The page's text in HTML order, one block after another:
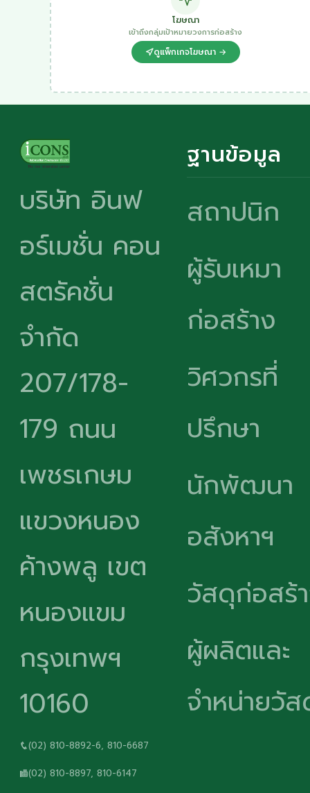
โฆษณา
เข้าถึงกลุ่มเป้าหมายวงการก่อสร้าง
ดูแพ็กเกจโฆษณา →
บริษัท อินฟ
อร์เมชั่น คอน
สตรัคชั่น
จำกัด
207/178-
179 ถนน
เพชรเกษม
แขวงหนอง
ค้างพลู เขต
หนองแขม
กรุงเทพฯ
10160
(02) 810-8892-6, 810-6687
(02) 810-8897, 810-6147
ฐานข้อมูล
สถาปนิก
ผู้รับเหมา
ก่อสร้าง
วิศวกรที่
ปรึกษา
นักพัฒนา
อสังหาฯ
วัสดุก่อสร้
ผู้ผลิตและ
จำหน่ายวั